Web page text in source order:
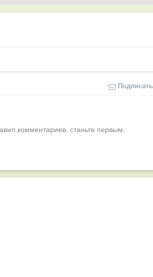
комментариев, станьте первым.